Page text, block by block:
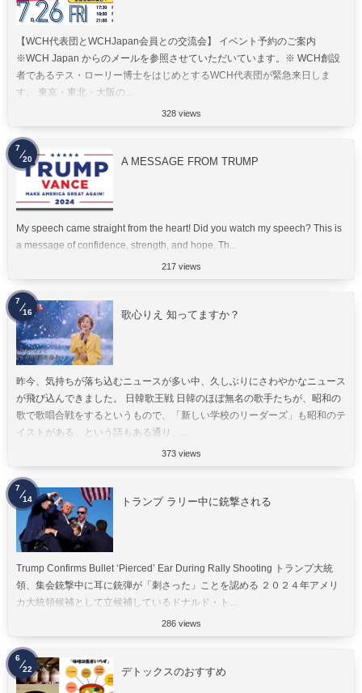
【WCH代表団とWCHJapan会員との交流会】 イベント予約のご案内
※WCH Japan からのメールを参照させていただいています。※ WCH創設
者であるテス・ローリー博士をはじめとするWCH代表団が緊急来日しま
す。 東京・東北・大阪の...
328 views
A MESSAGE FROM TRUMP
My speech came straight from the heart! Did you watch my speech? This is
a message of confidence, strength, and hope. Th...
217 views
7
20
歌心りえ 知ってますか？
昨今、気持ちが落ち込むニュースが多い中、久しぶりにさわやかなニュース
が飛び込んできました。 日韓歌王戦 日韓のほぼ無名の歌手たちが、昭和の
歌で歌唱合戦をするというもので、「新しい学校のリーダーズ」も昭和のテ
イストがある、という話もある通り、...
373 views
7
16
トランプ ラリー中に銃撃される
Trump Confirms Bullet ‘Pierced’ Ear During Rally Shooting トランプ大統
領、集会銃撃中に耳に銃弾が「刺さった」ことを認める ２０２４年アメリ
カ大統領候補として立候補しているドナルド・ト...
286 views
7
14
デトックスのおすすめ
6
22